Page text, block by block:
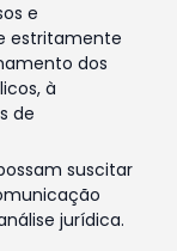
e
estritamente
dos
à
de
suscitar
jurídica.